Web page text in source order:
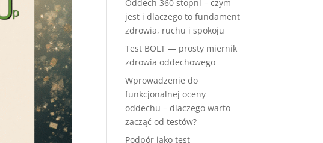
Oddech 360 stopni – czym
jest i dlaczego to fundament
zdrowia, ruchu i spokoju
Test BOLT — prosty miernik
zdrowia oddechowego
Wprowadzenie do
funkcjonalnej oceny
oddechu – dlaczego warto
zacząć od testów?
Podpór jako test